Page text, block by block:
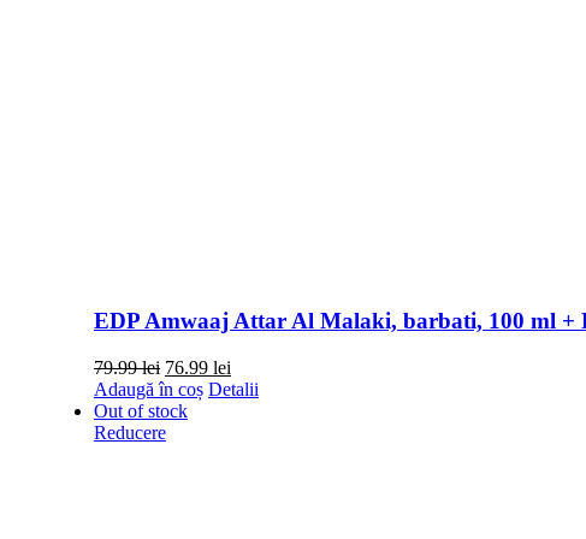
EDP Amwaaj Attar Al Malaki, barbati, 100 ml +
79.99lei Prețul
inițial
a
fost:
76.99 leiPrețul
curent
Adaugă în coș Detalii
Out of stock
Reducere